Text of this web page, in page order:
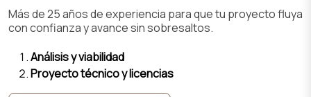
Más de 25 años de experiencia para que tu proyecto fluya
con confianza y avance sin sobresaltos.
Análisis y viabilidad
Proyecto técnico y licencias